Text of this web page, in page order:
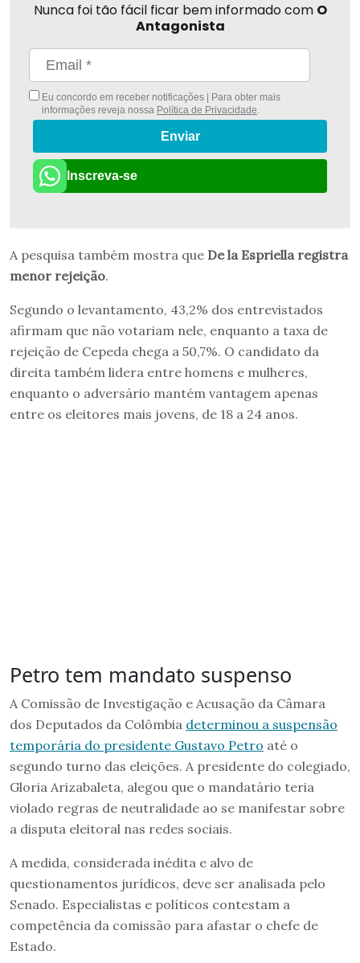
Nunca foi tão fácil ficar bem informado com O
Antagonista
Eu concordo em receber notificações | Para obter mais
informações reveja nossa Política de Privacidade.
Enviar
Inscreva-se
A pesquisa também mostra que De la Espriella registra
menor rejeição.
Segundo o levantamento, 43,2% dos entrevistados
afirmam que não votariam nele, enquanto a taxa de
rejeição de Cepeda chega a 50,7%. O candidato da
direita também lidera entre homens e mulheres,
enquanto o adversário mantém vantagem apenas
entre os eleitores mais jovens, de 18 a 24 anos.
Petro tem mandato suspenso
A Comissão de Investigação e Acusação da Câmara
dos Deputados da Colômbia determinou a suspensão
temporária do presidente Gustavo Petro até o
segundo turno das eleições. A presidente do colegiado,
Gloria Arizabaleta, alegou que o mandatário teria
violado regras de neutralidade ao se manifestar sobre
a disputa eleitoral nas redes sociais.
A medida, considerada inédita e alvo de
questionamentos jurídicos, deve ser analisada pelo
Senado. Especialistas e políticos contestam a
competência da comissão para afastar o chefe de
Estado.